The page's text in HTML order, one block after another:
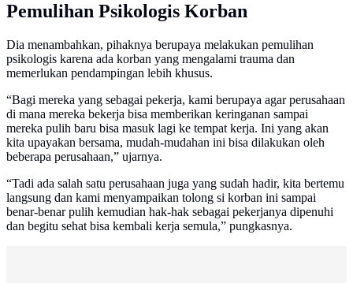
Pemulihan Psikologis Korban
Dia menambahkan, pihaknya berupaya melakukan pemulihan
psikologis karena ada korban yang mengalami trauma dan
memerlukan pendampingan lebih khusus.
“Bagi mereka yang sebagai pekerja, kami berupaya agar perusahaan
di mana mereka bekerja bisa memberikan keringanan sampai
mereka pulih baru bisa masuk lagi ke tempat kerja. Ini yang akan
kita upayakan bersama, mudah-mudahan ini bisa dilakukan oleh
beberapa perusahaan,” ujarnya.
“Tadi ada salah satu perusahaan juga yang sudah hadir, kita bertemu
langsung dan kami menyampaikan tolong si korban ini sampai
benar-benar pulih kemudian hak-hak sebagai pekerjanya dipenuhi
dan begitu sehat bisa kembali kerja semula,” pungkasnya.